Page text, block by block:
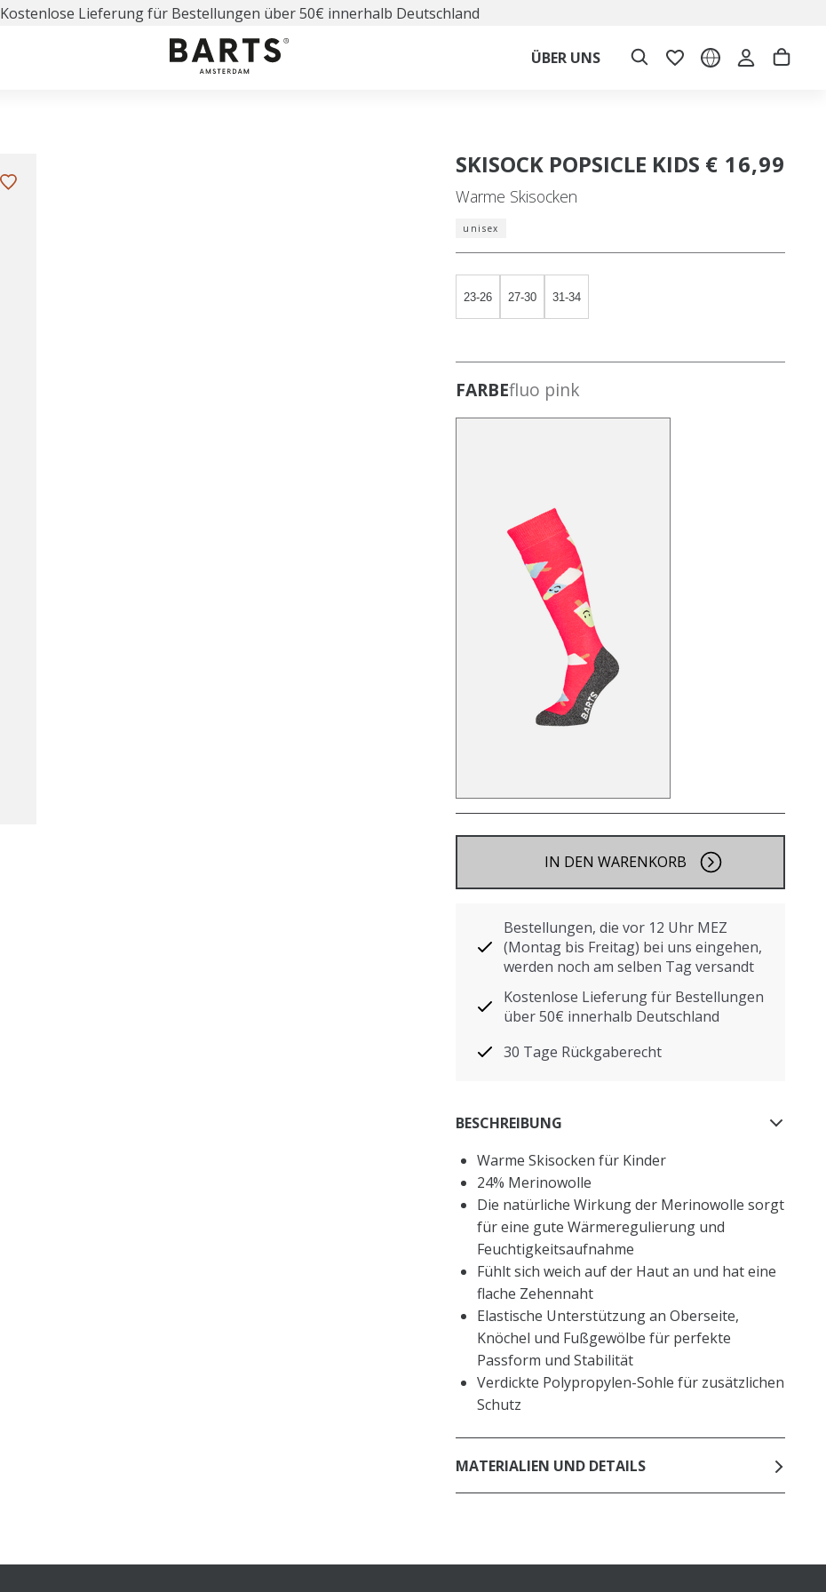
Kostenlose Lieferung für Bestellungen über 50€ innerhalb Deutschland
ÜBER UNS
SKISOCK POPSICLE KIDS
Warme Skisocken
€ 16,99
unisex
23-26 27-30 31-34
FARBEfluo pink
IN DEN WARENKORB
Bestellungen, die vor 12 Uhr MEZ
(Montag bis Freitag) bei uns eingehen,
werden noch am selben Tag versandt
Kostenlose Lieferung für Bestellungen
über 50€ innerhalb Deutschland
30 Tage Rückgaberecht
BESCHREIBUNG
Warme Skisocken für Kinder
24% Merinowolle
Die natürliche Wirkung der Merinowolle sorgt
für eine gute Wärmeregulierung und
Feuchtigkeitsaufnahme
Fühlt sich weich auf der Haut an und hat eine
flache Zehennaht
Elastische Unterstützung an Oberseite,
Knöchel und Fußgewölbe für perfekte
Passform und Stabilität
Verdickte Polypropylen-Sohle für zusätzlichen
Schutz
MATERIALIEN UND DETAILS